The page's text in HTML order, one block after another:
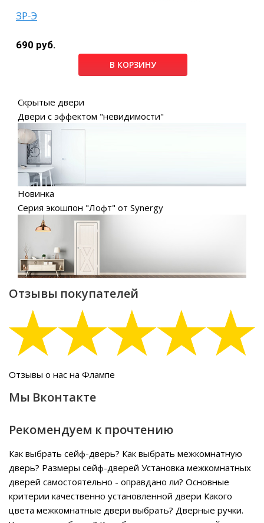
ЗР-Э
690 руб.
В КОРЗИНУ
Скрытые двери
Двери с эффектом "невидимости"
Новинка
Серия экошпон "Лофт" от Synergy
Отзывы покупателей
Отзывы о нас на Флампе
Мы Вконтакте
Рекомендуем к прочтению
Как выбрать сейф-дверь? Как выбрать межкомнатную
дверь? Размеры сейф-дверей Установка межкомнатных
дверей самостоятельно - оправдано ли? Основные
критерии качественно установленной двери Какого
цвета межкомнатные двери выбрать? Дверные ручки.